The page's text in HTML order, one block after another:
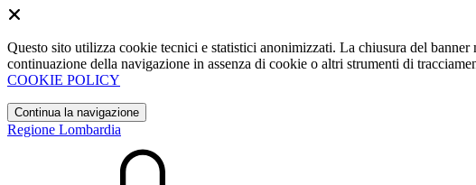
Questo sito utilizza cookie tecnici e statistici anonimizzati. La chiusura del
continuazione della navigazione in assenza di cookie o altri strumenti di
COOKIE POLICY
Continua la navigazione
Regione Lombardia